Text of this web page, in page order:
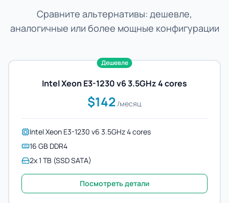
Сравните альтернативы: дешевле,
аналогичные или более мощные конфигурации
Дешевле
Intel Xeon E3-1230 v6 3.5GHz 4 cores
$142 /месяц
Intel Xeon E3-1230 v6 3.5GHz 4 cores
16 GB DDR4
2x 1 TB (SSD SATA)
Посмотреть детали